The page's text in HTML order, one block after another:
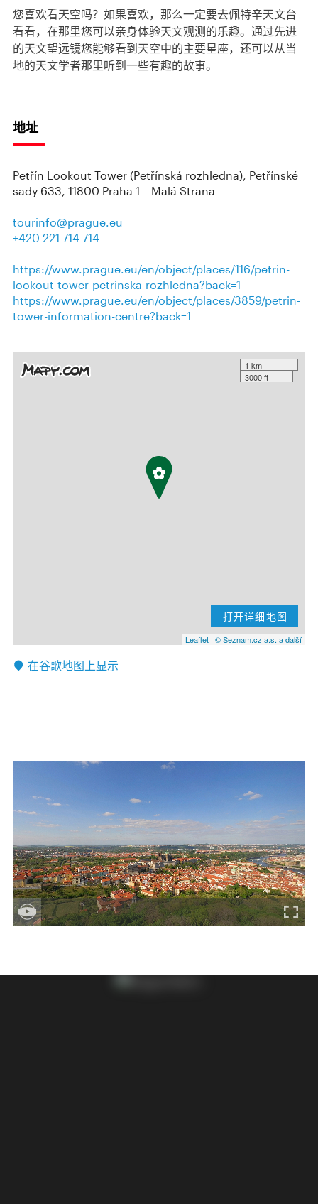
您喜欢看天空吗？如果喜欢，那么一定要去佩特辛天文台
看看，在那里您可以亲身体验天文观测的乐趣。通过先进
的天文望远镜您能够看到天空中的主要星座，还可以从当
地的天文学者那里听到一些有趣的故事。
地址
Petřín Lookout Tower (Petřínská rozhledna), Petřínské
sady 633, 11800 Praha 1 – Malá Strana
tourinfo@prague.eu
+420 221 714 714
https://www.prague.eu/en/object/places/116/petrin-
lookout-tower-petrinska-rozhledna?back=1
https://www.prague.eu/en/object/places/3859/petrin-
tower-information-centre?back=1
1 km
3000 ft
打开详细地图
Leaflet | © Seznam.cz a.s. a další
在谷歌地图上显示